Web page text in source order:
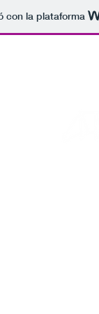
con la plataforma